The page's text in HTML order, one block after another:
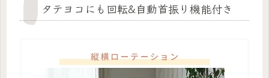
タテヨコにも回転&自動首振り機能付き